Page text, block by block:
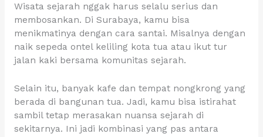
Wisata sejarah nggak harus selalu serius dan
membosankan. Di Surabaya, kamu bisa
menikmatinya dengan cara santai. Misalnya dengan
naik sepeda ontel keliling kota tua atau ikut tur
jalan kaki bersama komunitas sejarah.
Selain itu, banyak kafe dan tempat nongkrong yang
berada di bangunan tua. Jadi, kamu bisa istirahat
sambil tetap merasakan nuansa sejarah di
sekitarnya. Ini jadi kombinasi yang pas antara